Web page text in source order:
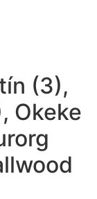
(3),
Okeke